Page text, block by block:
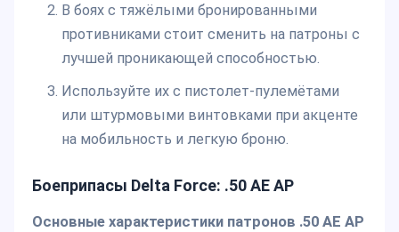
В боях с тяжёлыми бронированными
противниками стоит сменить на патроны с
лучшей проникающей способностью.
Используйте их с пистолет-пулемётами
или штурмовыми винтовками при акценте
на мобильность и легкую броню.
Боеприпасы Delta Force: .50 AE AP
Основные характеристики патронов .50 AE AP